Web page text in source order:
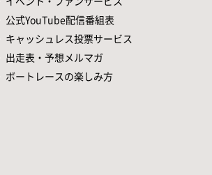
公式YouTube配信番組表
キャッシュレス投票サービス
出走表・予想メルマガ
ボートレースの楽しみ方